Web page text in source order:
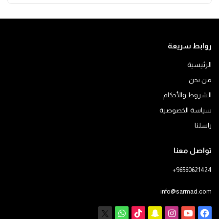
روابط سريعة
الرئيسية
من نحن
الشروط والأحكام
سياسة الخصوصية
راسلنا
تواصل معنا
+96560621424
info@sarmad.com
فيسبوكيوتيوبانستقرام
سناب ‫TikTokواتساب